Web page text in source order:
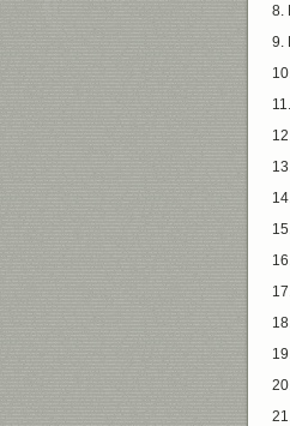
8.
9.